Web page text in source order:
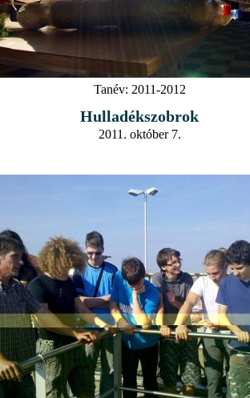
Tanév: 2011-2012
Hulladékszobrok
2011. október 7.